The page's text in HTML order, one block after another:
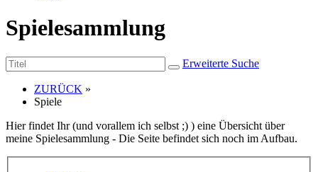
Spielesammlung
Erweiterte Suche
ZURÜCK »
Spiele
Hier findet Ihr (und vorallem ich selbst ;) ) eine Übersicht über
meine Spielesammlung - Die Seite befindet sich noch im Aufbau.